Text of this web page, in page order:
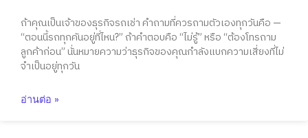
ถ้าคุณเป็นเจ้าของธุรกิจรถเช่า คำถามที่ควรถามตัวเองทุกวันคือ —
“ตอนนี้รถทุกคันอยู่ที่ไหน?” ถ้าคำตอบคือ “ไม่รู้” หรือ “ต้องโทรถาม
ลูกค้าก่อน” นั่นหมายความว่าธุรกิจของคุณกำลังแบกความเสี่ยงที่ไม่
จำเป็นอยู่ทุกวัน
อ่านต่อ »